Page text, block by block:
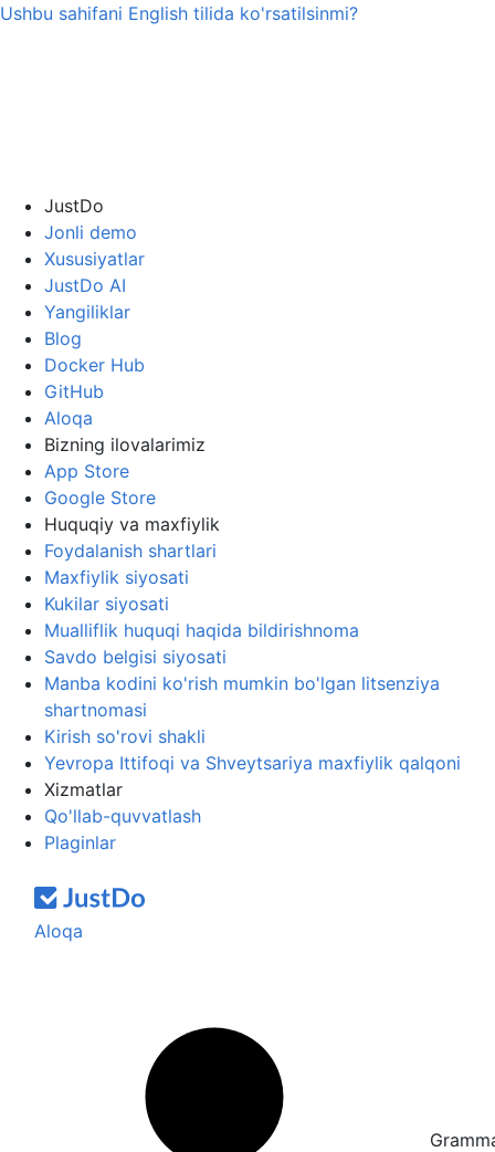
Ushbu sahifani English tilida ko'rsatilsinmi?
JustDo
Jonli demo
Xususiyatlar
JustDo AI
Yangiliklar
Blog
Docker Hub
GitHub
Aloqa
Bizning ilovalarimiz
App Store
Google Store
Huquqiy va maxfiylik
Foydalanish shartlari
Maxfiylik siyosati
Kukilar siyosati
Mualliflik huquqi haqida bildirishnoma
Savdo belgisi siyosati
Manba kodini ko'rish mumkin bo'lgan litsenziya
shartnomasi
Kirish so'rovi shakli
Yevropa Ittifoqi va Shveytsariya maxfiylik qalqoni
Xizmatlar
Qo'llab-quvvatlash
Plaginlar
Aloqa